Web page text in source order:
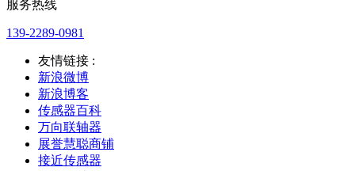
服务热线
139-2289-0981
友情链接 :
新浪微博
新浪博客
传感器百科
万向联轴器
展誉慧聪商铺
接近传感器